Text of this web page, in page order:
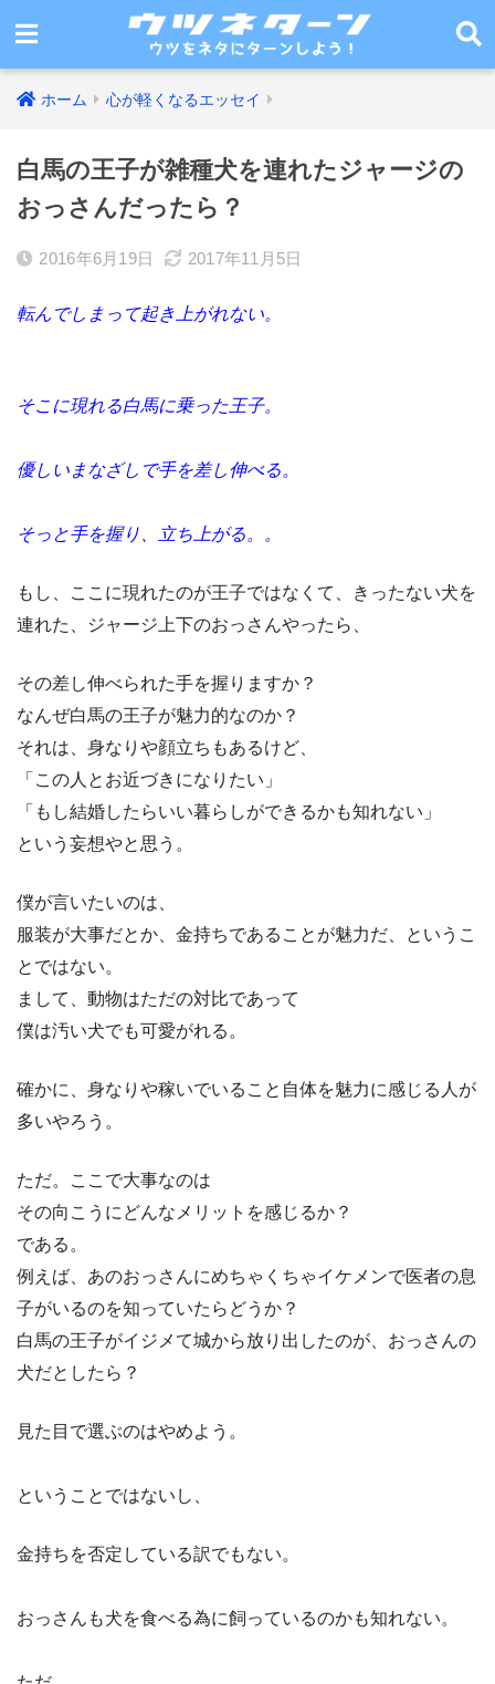
ホーム 心が軽くなるエッセイ
白馬の王子が雑種犬を連れたジャージの
おっさんだったら？
2016年6月19日 2017年11月5日
転んでしまって起き上がれない。
そこに現れる白馬に乗った王子。
優しいまなざしで手を差し伸べる。
そっと手を握り、立ち上がる。。
もし、ここに現れたのが王子ではなくて、きったない犬を
連れた、ジャージ上下のおっさんやったら、
その差し伸べられた手を握りますか？
なんぜ白馬の王子が魅力的なのか？
それは、身なりや顔立ちもあるけど、
「この人とお近づきになりたい」
「もし結婚したらいい暮らしができるかも知れない」
という妄想やと思う。
僕が言いたいのは、
服装が大事だとか、金持ちであることが魅力だ、というこ
とではない。
まして、動物はただの対比であって
僕は汚い犬でも可愛がれる。
確かに、身なりや稼いでいること自体を魅力に感じる人が
多いやろう。
ただ。ここで大事なのは
その向こうにどんなメリットを感じるか？
である。
例えば、あのおっさんにめちゃくちゃイケメンで医者の息
子がいるのを知っていたらどうか？
白馬の王子がイジメて城から放り出したのが、おっさんの
犬だとしたら？
見た目で選ぶのはやめよう。
ということではないし、
金持ちを否定している訳でもない。
おっさんも犬を食べる為に飼っているのかも知れない。